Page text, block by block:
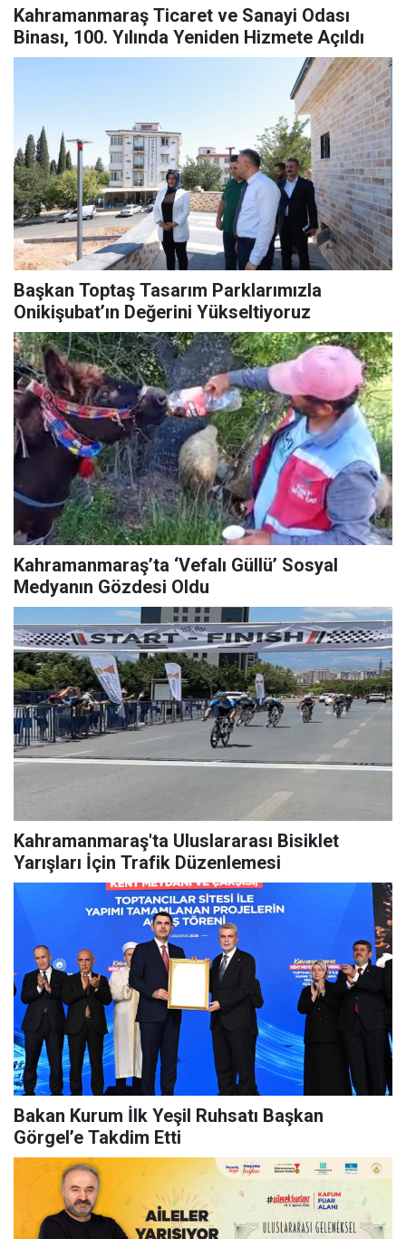
Kahramanmaraş Ticaret ve Sanayi Odası
Binası, 100. Yılında Yeniden Hizmete Açıldı
Başkan Toptaş Tasarım Parklarımızla
Onikişubat’ın Değerini Yükseltiyoruz
Kahramanmaraş’ta ‘Vefalı Güllü’ Sosyal
Medyanın Gözdesi Oldu
Kahramanmaraş'ta Uluslararası Bisiklet
Yarışları İçin Trafik Düzenlemesi
Bakan Kurum İlk Yeşil Ruhsatı Başkan
Görgel’e Takdim Etti